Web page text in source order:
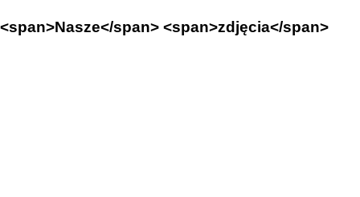
<span>Nasze</span> <span>zdjęcia</span>